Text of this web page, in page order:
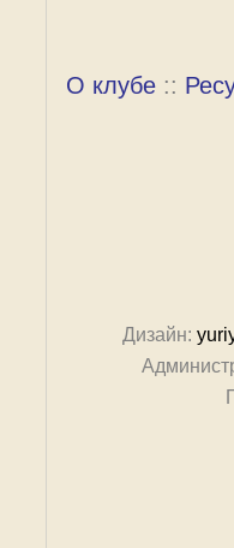
О клубе ::
Дизайн: